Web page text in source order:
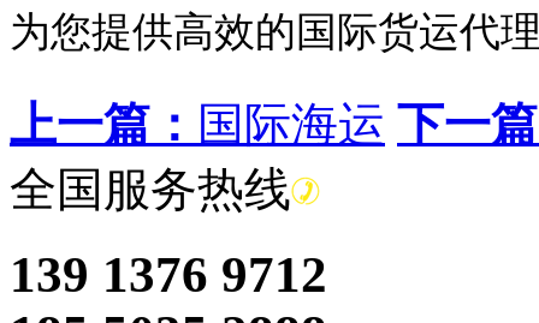
为您提供高效的国际货运代
上一篇： 国际海运 下一
全国服务热线
139 1376 9712